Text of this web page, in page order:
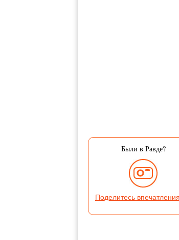
Были в Равде?
Поделитесь